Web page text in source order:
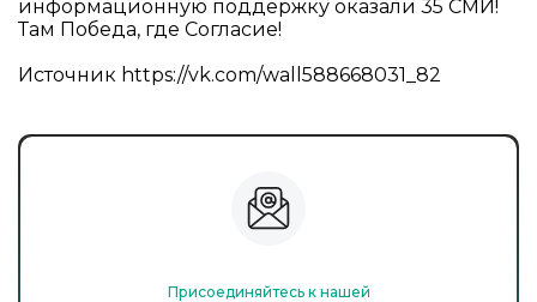
информационную поддержку оказали 35 СМИ!
Там Победа, где Согласие!
Источник https://vk.com/wall588668031_82
Присоединяйтесь к нашей